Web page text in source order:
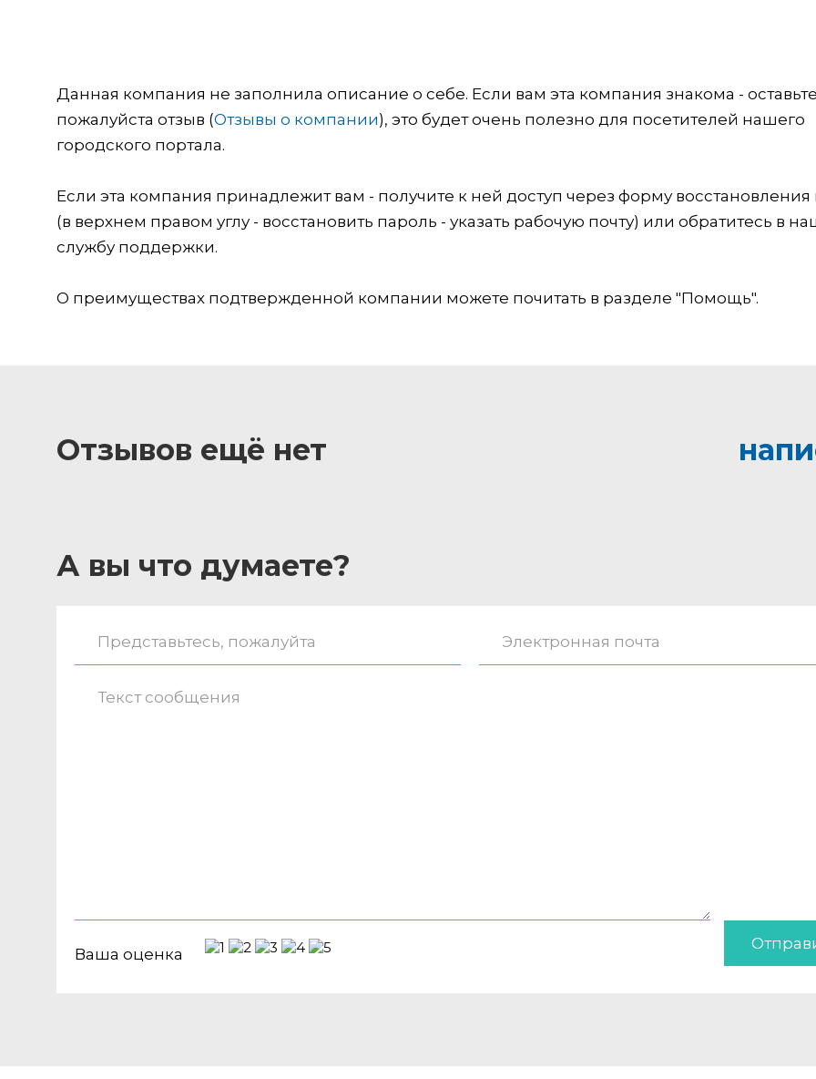
Данная компания не заполнила описание о себе. Если вам эта компания знакома -
пожалуйста отзыв (Отзывы о компании), это будет очень полезно для посетителей нашего
городского портала.
Если эта компания принадлежит вам - получите к ней доступ через форму восстановления
(в верхнем правом углу - восстановить пароль - указать рабочую почту) или обратитесь в
службу поддержки.
О преимуществах подтвержденной компании можете почитать в разделе "Помощь".
Отзывов ещё нет
А вы что думаете?
Ваша оценка